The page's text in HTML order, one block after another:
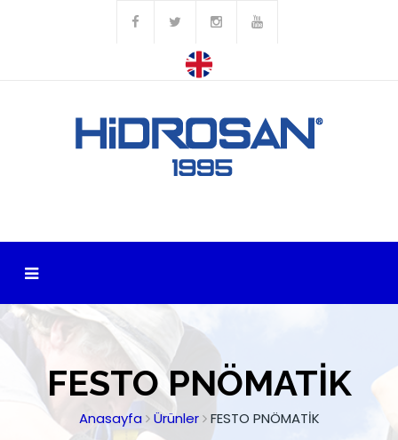
FESTO PNÖMATİK
Anasayfa Ürünler FESTO PNÖMATİK